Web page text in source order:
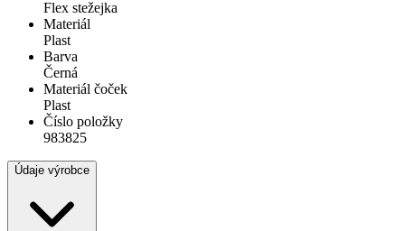
Flex stežejka
Materiál
Plast
Barva
Černá
Materiál čoček
Plast
Číslo položky
983825
Údaje výrobce